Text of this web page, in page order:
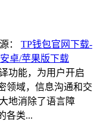
： TP钱包官网下载-
卓/苹果版下载
功能，为用户开启
领域，信息沟通和交
地消除了语言障
各类...